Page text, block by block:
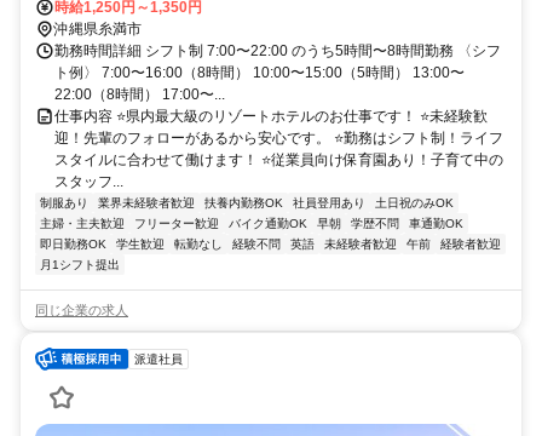
車・バイク通勤可
時給1,250円～1,350円
沖縄県糸満市
勤務時間詳細 シフト制 7:00〜22:00 のうち5時間〜8時間勤務 〈シフ
ト例〉 7:00〜16:00（8時間） 10:00〜15:00（5時間） 13:00〜
22:00（8時間） 17:00〜...
仕事内容 ⭐県内最大級のリゾートホテルのお仕事です！ ⭐未経験歓
迎！先輩のフォローがあるから安心です。 ⭐勤務はシフト制！ライフ
スタイルに合わせて働けます！ ⭐従業員向け保育園あり！子育て中の
スタッフ...
制服あり 業界未経験者歓迎 扶養内勤務OK 社員登用あり
土日祝のみOK
主婦・主夫歓迎
フリーター歓迎 バイク通勤OK 早朝 学歴不問
車通勤OK
即日勤務OK
学生歓迎 転勤なし 経験不問 英語 未経験者歓迎 午前
経験者歓迎
月1シフト提出
同じ企業の求人
派遣社員